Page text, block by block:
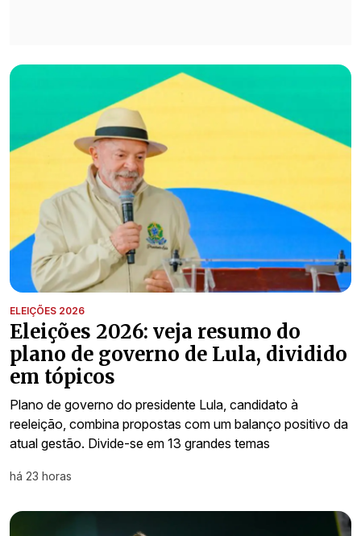
ELEIÇÕES 2026
Eleições 2026: veja resumo do
plano de governo de Lula, dividido
em tópicos
Plano de governo do presidente Lula, candidato à
reeleição, combina propostas com um balanço positivo da
atual gestão. Divide-se em 13 grandes temas
há 23 horas